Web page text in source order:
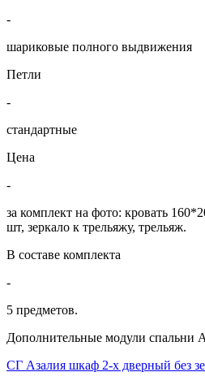
-
шариковые полного выдвижения
Петли
-
стандартные
Цена
-
за комплект на фото: кровать
шт, зеркало к трельяжу, трельяж.
В составе комплекта
-
5 предметов.
Дополнительные модули спальни
СГ Азалия шкаф 2-х дверный без